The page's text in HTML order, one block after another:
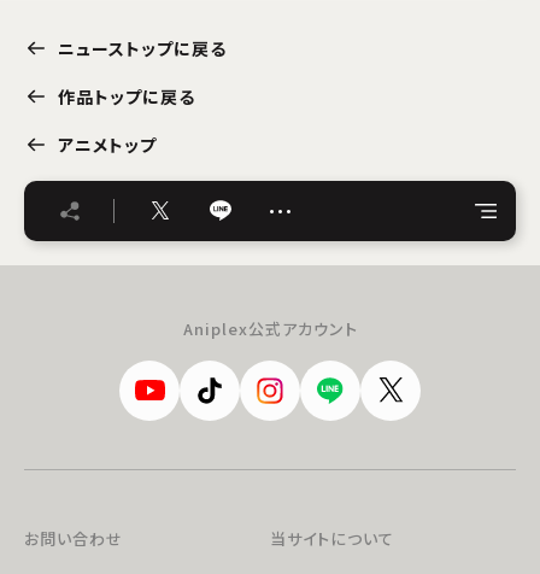
ニューストップに戻る
作品トップに戻る
アニメトップ
…
Aniplex公式アカウント
お問い合わせ
当サイトについて